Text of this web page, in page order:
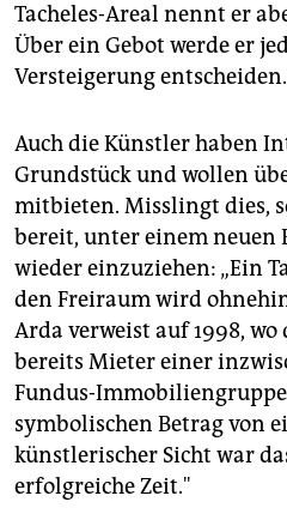
Tacheles-Areal nennt er
Über ein Gebot werde er
Versteigerung entscheiden.
Auch die Künstler haben
Grundstück und wollen
mitbieten. Misslingt dies,
bereit, unter einem neuen
wieder einzuziehen: „Ein
den Freiraum wird
Arda verweist auf 1998,
bereits Mieter einer
Fundus-
symbolischen Betrag von
künstlerischer Sicht war
erfolgreiche Zeit."